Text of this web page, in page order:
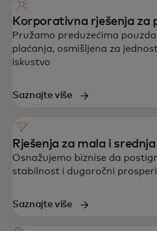
Korporativna rješenja za
Pružamo preduzećima
plaćanja, osmišljena za
iskustvo
Saznajte više
Rješenja za mala i
Osnažujemo biznise da
stabilnost i dugoročni
Saznajte više